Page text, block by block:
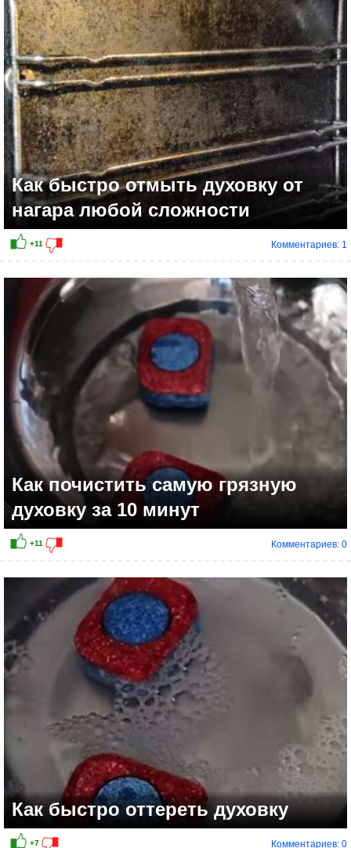
+13
+6
Как быстро отмыть духовку от
нагара любой сложности
Комментариев: 1
Как почистить самую грязную
духовку за 10 минут
Комментариев: 0
Как быстро оттереть духовку
Комментариев: 0